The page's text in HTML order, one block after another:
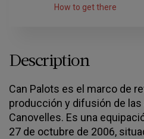
How to get there
Description
Can Palots es el marco de
producción y difusión de
Canovelles. Es una
27 de octubre de 2006,